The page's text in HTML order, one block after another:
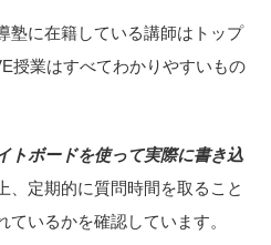
塾に在籍している講師はトップ
授業はすべてわかりやすいもの
トボードを使って実際に書き込
、定期的に質問時間を取ること
いるかを確認しています。